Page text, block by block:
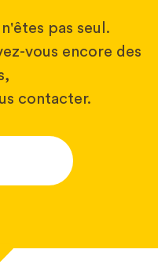
pas seul.
vous encore des
contacter.